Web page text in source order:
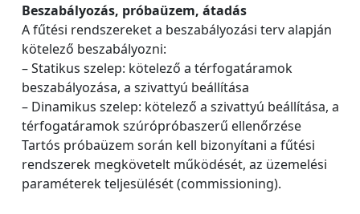
Beszabályozás, próbaüzem, átadás
A fűtési rendszereket a beszabályozási terv alapján
kötelező beszabályozni:
– Statikus szelep: kötelező a térfogatáramok
beszabályozása, a szivattyú beállítása
– Dinamikus szelep: kötelező a szivattyú beállítása, a
térfogatáramok szúrópróbaszerű ellenőrzése
Tartós próbaüzem során kell bizonyítani a fűtési
rendszerek megkövetelt működését, az üzemelési
paraméterek teljesülését (commissioning).